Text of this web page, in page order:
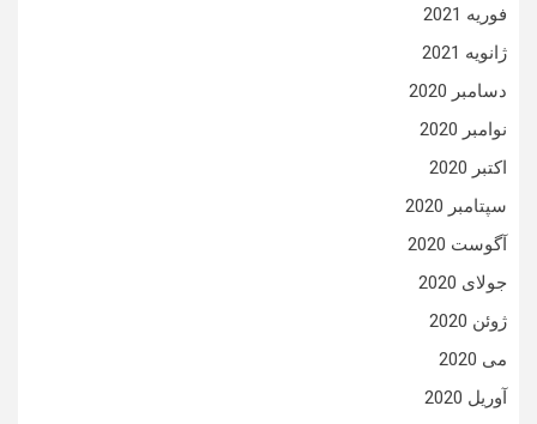
فوریه 2021
ژانویه 2021
دسامبر 2020
نوامبر 2020
اکتبر 2020
سپتامبر 2020
آگوست 2020
جولای 2020
ژوئن 2020
می 2020
آوریل 2020